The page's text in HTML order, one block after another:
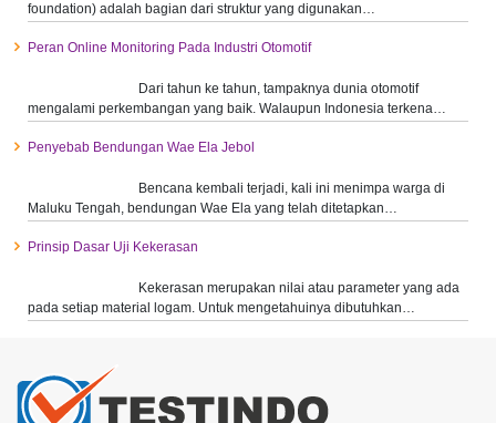
foundation) adalah bagian dari struktur yang digunakan…
Peran Online Monitoring Pada Industri Otomotif
Dari tahun ke tahun, tampaknya dunia otomotif
mengalami perkembangan yang baik. Walaupun Indonesia terkena…
Penyebab Bendungan Wae Ela Jebol
Bencana kembali terjadi, kali ini menimpa warga di
Maluku Tengah, bendungan Wae Ela yang telah ditetapkan…
Prinsip Dasar Uji Kekerasan
Kekerasan merupakan nilai atau parameter yang ada
pada setiap material logam. Untuk mengetahuinya dibutuhkan…